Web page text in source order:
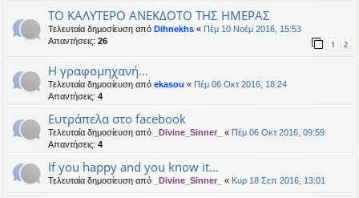
ΤΟ ΚΑΛΥΤΕΡΟ ΑΝΕΚΔΟΤΟ ΤΗΣ ΗΜΕΡΑΣ
Τελευταία δημοσίευση από Dihnekhs « Πέμ 10 Νοέμ 2016, 15:53
Απαντήσεις: 26 1 2
Η γραφομηχανή...
Τελευταία δημοσίευση από ekasou « Πέμ 06 Οκτ 2016, 18:24
Απαντήσεις: 4
Ευτράπελα στο facebook
Τελευταία δημοσίευση από _Divine_Sinner_ « Πέμ 06 Οκτ 2016, 09:59
Απαντήσεις: 4
If you happy and you know it...
Τελευταία δημοσίευση από _Divine_Sinner_ « Κυρ 18 Σεπ 2016, 13:01